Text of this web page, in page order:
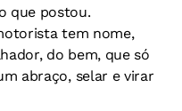
que postou.
tem nome,
do bem, que só
abraço, selar e virar